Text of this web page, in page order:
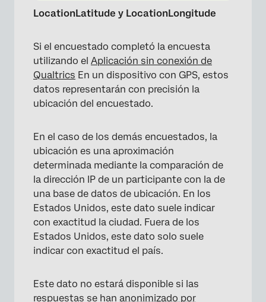
LocationLatitude y LocationLongitude
Si el encuestado completó la encuesta
utilizando el Aplicación sin conexión de
Qualtrics En un dispositivo con GPS, estos
datos representarán con precisión la
ubicación del encuestado.
En el caso de los demás encuestados, la
ubicación es una aproximación
determinada mediante la comparación de
la dirección IP de un participante con la de
una base de datos de ubicación. En los
Estados Unidos, este dato suele indicar
con exactitud la ciudad. Fuera de los
Estados Unidos, este dato solo suele
indicar con exactitud el país.
Este dato no estará disponible si las
respuestas se han anonimizado por